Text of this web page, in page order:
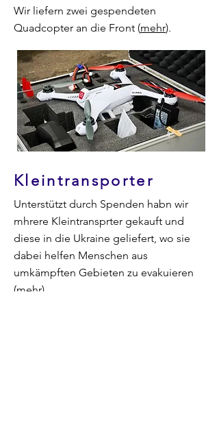
Wir liefern zwei gespendeten
Quadcopter an die Front (mehr).
Kleintransporter
Unterstützt durch Spenden habn wir
mhrere Kleintransprter gekauft und
diese in die Ukraine geliefert, wo sie
dabei helfen Menschen aus
umkämpften Gebieten zu evakuieren
(mehr).